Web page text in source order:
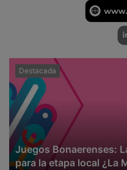
Destacada
Juegos Bonaerenses:
para la etapa local ¿La